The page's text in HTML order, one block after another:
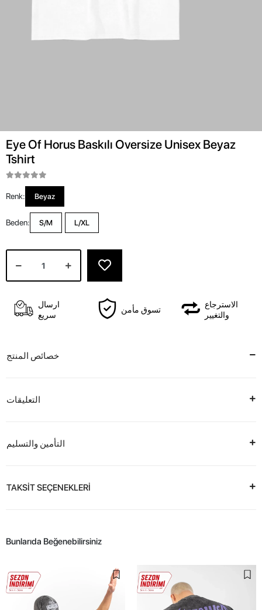
Eye Of Horus Baskılı Oversize Unisex Beyaz
Tshirt
Renk: Beyaz
Beden: S/M L/XL
ارسال
سريع
تسوق مأمن
الاسترجاع
والتغيير
خصائص المنتج
التعليقات
التأمين والتسليم
TAKSİT SEÇENEKLERİ
Bunlarıda Beğenebilirsiniz